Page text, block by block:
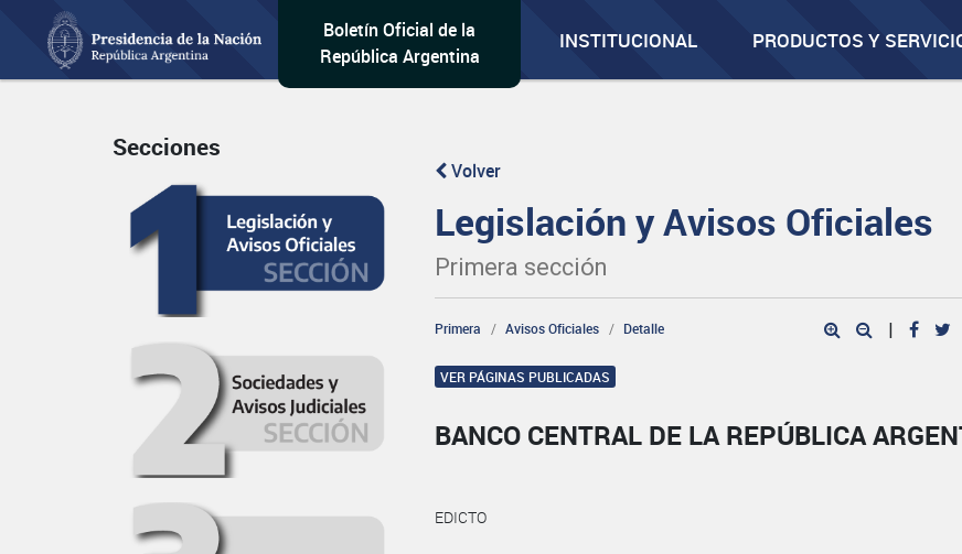
Boletín Oficial de la
República Argentina
INSTITUCIONAL PRODUCTOS Y
Secciones
Volver
Legislación y Avisos Oficiales
Primera sección
Primera Avisos Oficiales Detalle |
VER PÁGINAS PUBLICADAS
BANCO CENTRAL DE LA REPÚBLICA
EDICTO